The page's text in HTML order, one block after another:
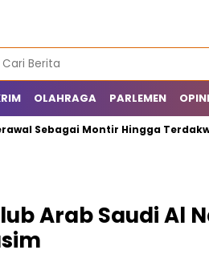
OLAHRAGA PARLEMEN OPINI
Sebagai Montir Hingga
Arab Saudi Al